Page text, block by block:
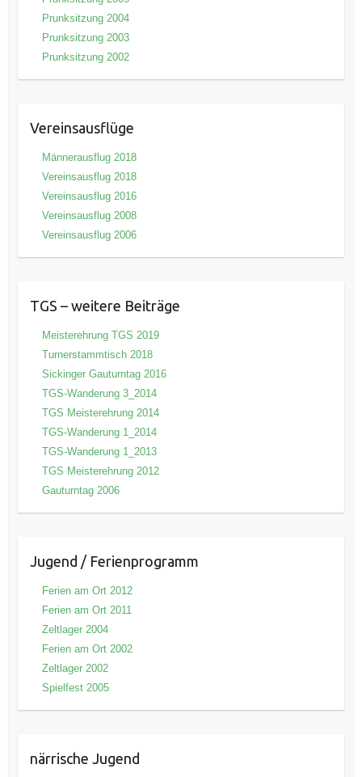
Prunksitzung 2004
Prunksitzung 2003
Prunksitzung 2002
Vereinsausflüge
Männerausflug 2018
Vereinsausflug 2018
Vereinsausflug 2016
Vereinsausflug 2008
Vereinsausflug 2006
TGS – weitere Beiträge
Meisterehrung TGS 2019
Turnerstammtisch 2018
Sickinger Gauturntag 2016
TGS-Wanderung 3_2014
TGS Meisterehrung 2014
TGS-Wanderung 1_2014
TGS-Wanderung 1_2013
TGS Meisterehrung 2012
Gauturntag 2006
Jugend / Ferienprogramm
Ferien am Ort 2012
Ferien am Ort 2011
Zeltlager 2004
Ferien am Ort 2002
Zeltlager 2002
Spielfest 2005
närrische Jugend